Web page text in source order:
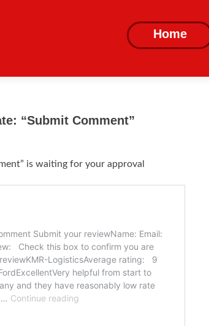
content
Home
“Submit Comment”
is waiting for your approval